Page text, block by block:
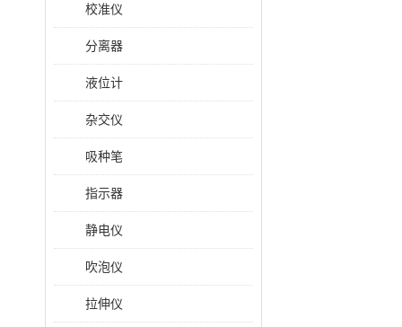
校准仪
分离器
液位计
杂交仪
吸种笔
指示器
静电仪
吹泡仪
拉伸仪